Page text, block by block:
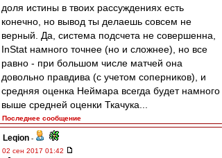
доля истины в твоих рассуждениях есть
конечно, но вывод ты делаешь совсем не
верный. Да, система подсчета не совершенна,
InStаt намного точнее (но и сложнее), но все
равно - при большом числе матчей она
довольно правдива (с учетом соперников), и
средняя оценка Неймара всегда будет намного
выше средней оценки Ткачука...
Последнее сообщение
Leqion -
02 сен 2017 01:42